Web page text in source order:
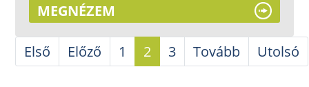
MEGNÉZEM
Első Előző 1 2 3 Tovább Utolsó